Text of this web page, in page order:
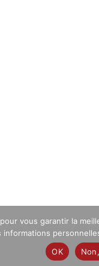
vous garantir la
informations
OK